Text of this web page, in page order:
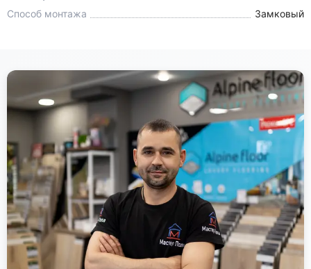
Способ монтажа
Замковый